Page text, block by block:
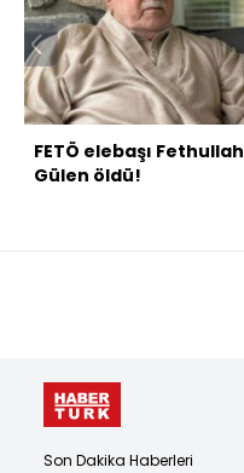
FETÖ elebaşı Fethullah
Gülen öldü!
Son Dakika Haberleri